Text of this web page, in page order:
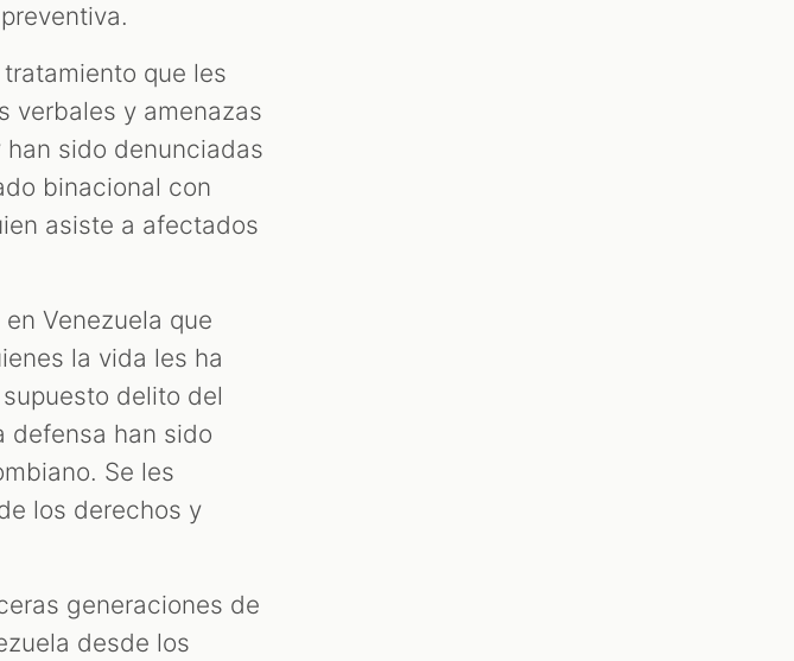
que les
verbales y amenazas
sido denunciadas
binacional con
asiste a afectados
Venezuela que
la vida les ha
delito del
defensa han sido
Se les
los derechos y
generaciones de
desde los